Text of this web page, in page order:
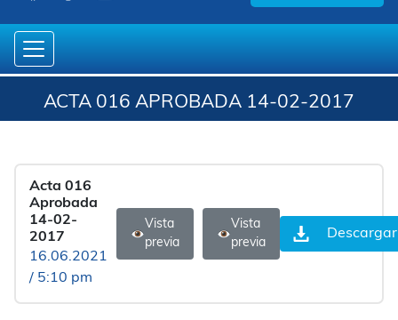
ACTA 016 APROBADA 14-02-2017
Acta 016
Aprobada
14-02-
2017
16.06.2021
/ 5:10 pm
Vista
previa
Vista
previa
Descargar